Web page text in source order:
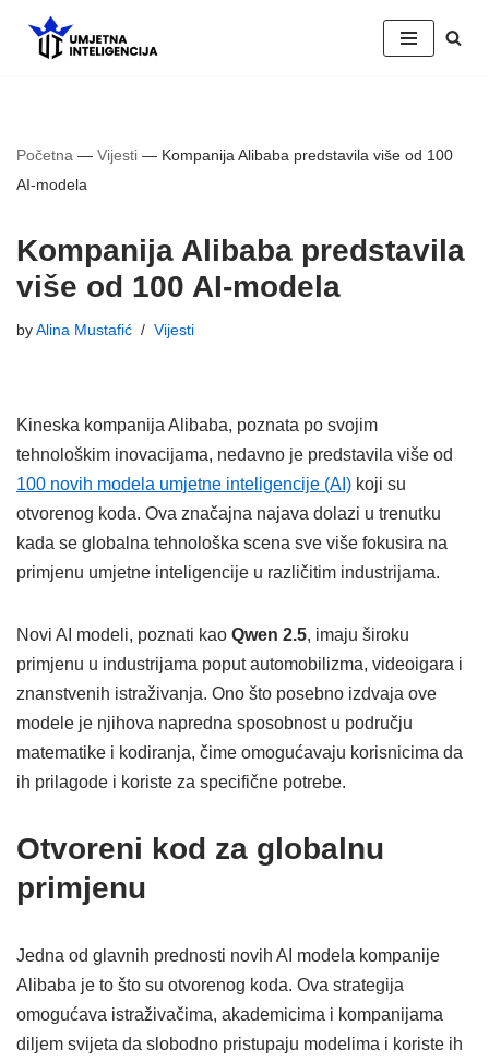
Skip
Početna — Vijesti — Kompanija Alibaba predstavila više od 100
AI-modela
Kompanija Alibaba predstavila
više od 100 AI-modela
byAlina Mustafić Vijesti
Kineska kompanija Alibaba, poznata po svojim
tehnološkim inovacijama, nedavno je predstavila više od
100 novih modela umjetne inteligencije (AI) koji su
otvorenog koda. Ova značajna najava dolazi u trenutku
kada se globalna tehnološka scena sve više fokusira na
primjenu umjetne inteligencije u različitim industrijama.
Novi AI modeli, poznati kao Qwen 2.5, imaju široku
primjenu u industrijama poput automobilizma, videoigara i
znanstvenih istraživanja. Ono što posebno izdvaja ove
modele je njihova napredna sposobnost u području
matematike i kodiranja, čime omogućavaju korisnicima da
ih prilagode i koriste za specifične potrebe.
Otvoreni kod za globalnu
primjenu
Jedna od glavnih prednosti novih AI modela kompanije
Alibaba je to što su otvorenog koda. Ova strategija
omogućava istraživačima, akademicima i kompanijama
diljem svijeta da slobodno pristupaju modelima i koriste ih